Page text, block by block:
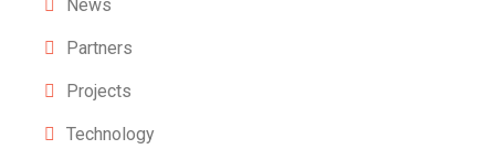
News
Partners
Projects
Technology